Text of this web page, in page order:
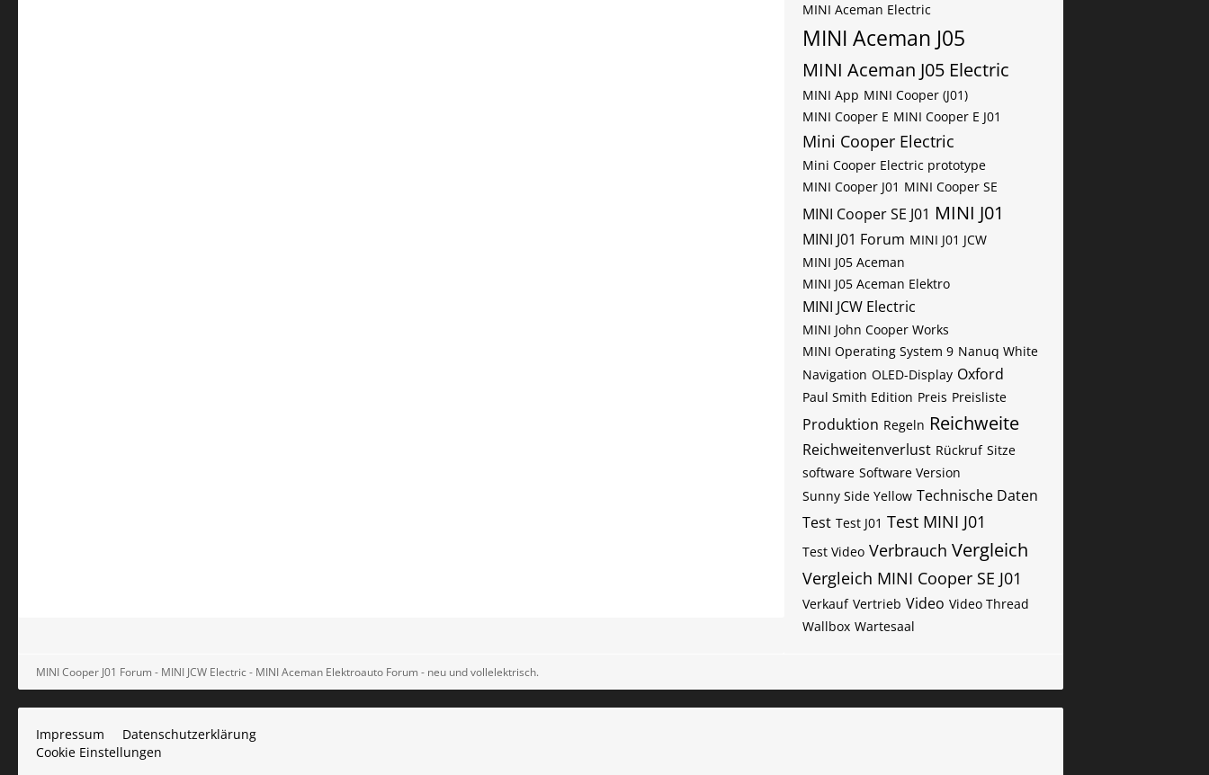
MINI Aceman Electric
MINI Aceman J05
MINI Aceman J05 Electric
MINI App MINI Cooper (J01)
MINI Cooper E MINI Cooper E J01
Mini Cooper Electric
Mini Cooper Electric prototype
MINI Cooper J01 MINI Cooper SE
MINI Cooper SE J01 MINI J01
MINI J01 Forum MINI J01 JCW
MINI J05 Aceman
MINI J05 Aceman Elektro
MINI JCW Electric
MINI John Cooper Works
MINI Operating System 9 Nanuq White
Navigation OLED-Display Oxford
Paul Smith Edition Preis Preisliste
Produktion Regeln Reichweite
Reichweitenverlust Rückruf Sitze
software Software Version
Sunny Side Yellow Technische Daten
Test Test J01 Test MINI J01
Test Video Verbrauch Vergleich
Vergleich MINI Cooper SE J01
Verkauf Vertrieb Video Video Thread
Wallbox Wartesaal
MINI Cooper J01 Forum - MINI JCW Electric - MINI Aceman Elektroauto Forum - neu und vollelektrisch.
Impressum
Datenschutzerklärung
Cookie Einstellungen